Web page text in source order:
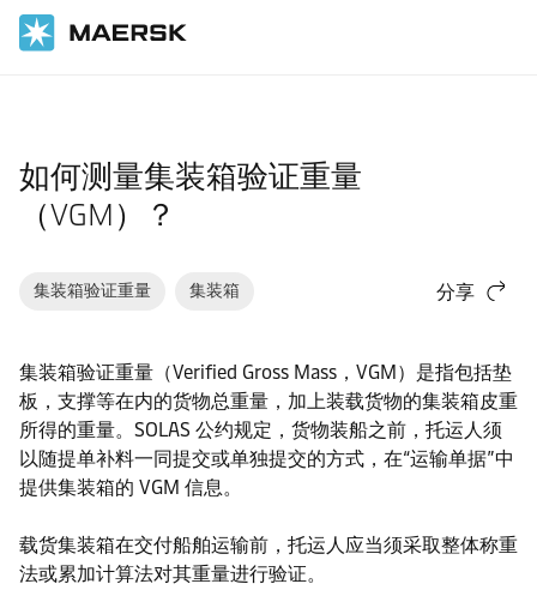
如何测量集装箱验证重量
（VGM）？
集装箱验证重量 集装箱 分享
集装箱验证重量（Verified Gross Mass，VGM）是指包括垫
板，支撑等在内的货物总重量，加上装载货物的集装箱皮重
所得的重量。SOLAS 公约规定，货物装船之前，托运人须
以随提单补料一同提交或单独提交的方式，在“运输单据”中
提供集装箱的 VGM 信息。
载货集装箱在交付船舶运输前，托运人应当须采取整体称重
法或累加计算法对其重量进行验证。